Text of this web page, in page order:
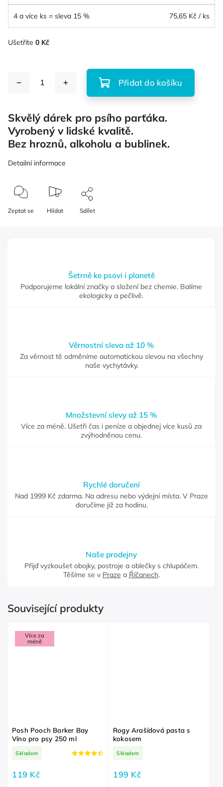
4 a více ks = sleva 15 % 75,65 Kč / ks
Ušetříte 0 Kč
Přidat do košíku
Skvělý dárek pro psího parťáka.
Vyrobený v lidské kvalitě.
Bez hroznů, alkoholu a bublinek.
Detailní informace
Zeptat se Hlídat Sdílet
Šetrně ke psovi i planetě
Podporujeme lokální značky a složení bez chemie. Balíme
ekologicky a pečlivě.
Věrnostní sleva až 10 %
Za věrnost tě odměníme automatickou slevou na všechny
naše vychytávky.
Množstevní slevy až 15 %
Více za méně. Ušetři čas i peníze a objednej více kusů za
zvýhodněnou cenu.
Rychlé doručení
Nad 1999 Kč zdarma. Na adresu nebo výdejní místa. V Praze
doručíme již za hodinu.
Naše prodejny
Přijď vyzkoušet obojky, postroje a oblečky s chlupáčem.
Těšíme se v Praze a Říčanech.
Související produkty
Více za
méně
Posh Pooch Barker Bay
Víno pro psy 250 ml
Skladem
119 Kč
Rogy Arašídová pasta s
kokosem
Skladem
199 Kč